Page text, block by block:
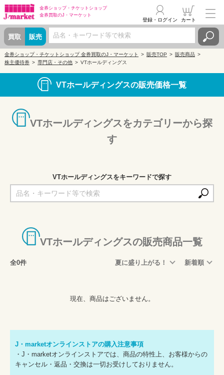
金券ショップ・ チケットショップ
金券買取のJ・マーケット
買取 販売
登録・ログイン カート
金券ショップ・チケットショップ 金券買取のJ・マーケット 販売TOP
販売商品
株主優待券
専門店・その他 VTホールディングス
VTホールディングスの販売価格一覧
VTホールディングスをカテゴリーから探
す
VTホールディングスをキーワードで探す
VTホールディングスの販売商品一覧
全0件 夏に盛り上がる！ 新着順
現在、商品はございません。
J・marketオンラインストアの購入注意事項
・J・marketオンラインストアでは、商品の特性上、お客様からの
キャンセル・返品・交換は一切お受けしておりません。